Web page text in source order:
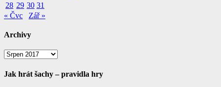
28 29 30 31
« Čvc
Zář »
Archivy
Archivy
Jak hrát šachy – pravidla hry